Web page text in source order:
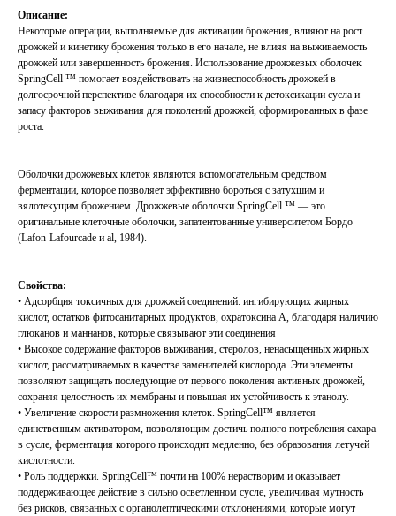
Описание:
Некоторые операции, выполняемые для активации брожения, влияют на рост
дрожжей и кинетику брожения только в его начале, не влияя на выживаемость
дрожжей или завершенность брожения. Использование дрожжевых оболочек
SpringCell ™ помогает воздействовать на жизнеспособность дрожжей в
долгосрочной перспективе благодаря их способности к детоксикации сусла и
запасу факторов выживания для поколений дрожжей, сформированных в фазе
роста.
Оболочки дрожжевых клеток являются вспомогательным средством
ферментации, которое позволяет эффективно бороться с затухшим и
вялотекущим брожением. Дрожжевые оболочки SpringCell ™ — это
оригинальные клеточные оболочки, запатентованные университетом Бордо
(Lafon-Lafourcade и al, 1984).
Свойства:
• Адсорбция токсичных для дрожжей соединений: ингибирующих жирных
кислот, остатков фитосанитарных продуктов, охратоксина А, благодаря наличию
глюканов и маннанов, которые связывают эти соединения
• Высокое содержание факторов выживания, стеролов, ненасыщенных жирных
кислот, рассматриваемых в качестве заменителей кислорода. Эти элементы
позволяют защищать последующие от первого поколения активных дрожжей,
сохраняя целостность их мембраны и повышая их устойчивость к этанолу.
• Увеличение скорости размножения клеток. SpringCell™ является
единственным активатором, позволяющим достичь полного потребления сахара
в сусле, ферментация которого происходит медленно, без образования летучей
кислотности.
• Роль поддержки. SpringCell™ почти на 100% нерастворим и оказывает
поддерживающее действие в сильно осветленном сусле, увеличивая мутность
без рисков, связанных с органолептическими отклонениями, которые могут